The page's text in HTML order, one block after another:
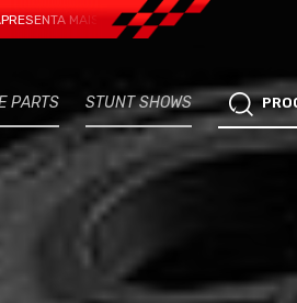
MAIS UMA VERTENTE - EXPRESS CAR
PARTS STUNT SHOWS